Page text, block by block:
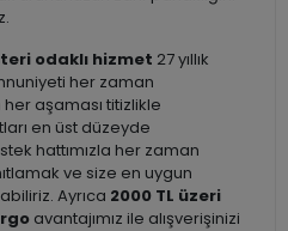
odaklı hizmet 27 yıllık
her zaman
aşaması titizlikle
en üst düzeyde
hattımızla her zaman
ve size en uygun
Ayrıca 2000 TL üzeri
avantajımız ile alışverişinizi